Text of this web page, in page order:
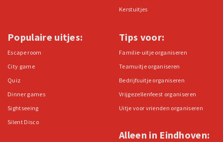
Kerstuitjes
Populaire uitjes:
Escape room
City game
Quiz
Dinner games
Sightseeing
Silent Disco
Tips voor:
Familie-uitje organiseren
Teamuitje organiseren
Bedrijfsuitje organiseren
Vrijgezellenfeest organiseren
Uitje voor vrienden organiseren
Alleen in Eindhoven: